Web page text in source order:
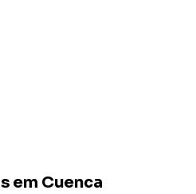
em Cuenca